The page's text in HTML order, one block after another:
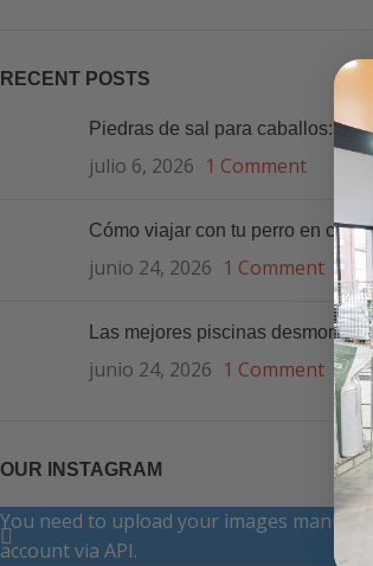
RECENT POSTS
Piedras de sal para caballos:
julio 6, 2026 1 Comment
Cómo viajar con tu perro en
junio 24, 2026 1 Comment
Las mejores piscinas
junio 24, 2026 1 Comment
OUR INSTAGRAM
You need to upload your images
account via API.